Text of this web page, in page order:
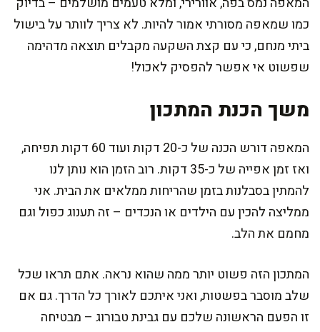
כמו שמאפה מסורתי אמור להיות. לא צריך לוותר על בישול
ביתי מנחם, כי עם קצת השקעה מקבלים תוצאה מדהימה
שפשוט אי אפשר להפסיק לאכול!
משך הכנת המתכון
המאפה דורש הכנה של כ-20 דקות ועוד 60 דקות תפיחה,
ואז זמן אפייה של כ-35 דקות. רוב הזמן הוא נותן לנו
להמתין בסבלנות בזמן שהריחות ממלאים את הבית. אני
ממליצה להכין עם הילדים או הנכדים – זה תענוג כפול וגם
מחמם את הלב.
המתכון הזה פשוט יותר ממה שהוא נראה. אתם תראו שכל
שלב מוסבר בפשטות, ואני איתכם לאורך כל הדרך. גם אם
זו הפעם הראשונה שלכם עם גבינת טבורוג – מבטיחה